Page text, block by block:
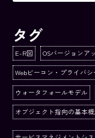
タグ
E-R図 OSバージョンア
Webビーコン・プライバ
ウォータフォールモデル
オブジェクト指向の基本